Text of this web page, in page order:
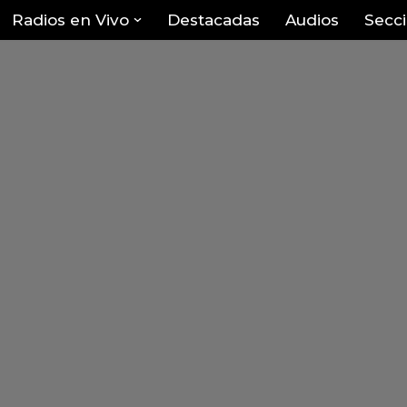
Radios en Vivo Destacadas Audios